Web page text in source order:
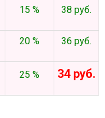
15 % 38 руб.
20 % 36 руб.
25 % 34 руб.